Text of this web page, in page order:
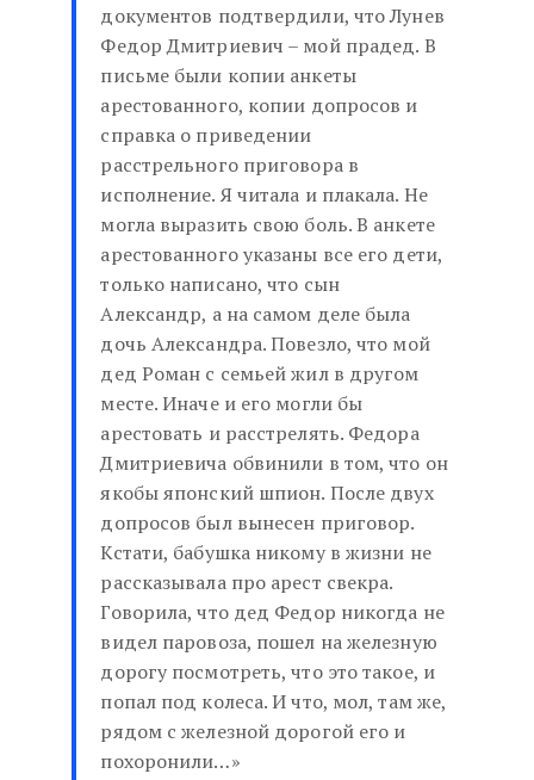
документов подтвердили, что Лунев
Федор Дмитриевич – мой прадед. В
письме были копии анкеты
арестованного, копии допросов и
справка о приведении
расстрельного приговора в
исполнение. Я читала и плакала. Не
могла выразить свою боль. В анкете
арестованного указаны все его дети,
только написано, что сын
Александр, а на самом деле была
дочь Александра. Повезло, что мой
дед Роман с семьей жил в другом
месте. Иначе и его могли бы
арестовать и расстрелять. Федора
Дмитриевича обвинили в том, что он
якобы японский шпион. После двух
допросов был вынесен приговор.
Кстати, бабушка никому в жизни не
рассказывала про арест свекра.
Говорила, что дед Федор никогда не
видел паровоза, пошел на железную
дорогу посмотреть, что это такое, и
попал под колеса. И что, мол, там же,
рядом с железной дорогой его и
похоронили…»